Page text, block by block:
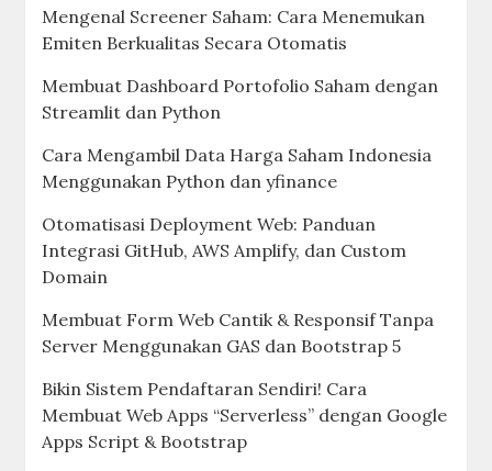
Mengenal Screener Saham: Cara Menemukan
Emiten Berkualitas Secara Otomatis
Membuat Dashboard Portofolio Saham dengan
Streamlit dan Python
Cara Mengambil Data Harga Saham Indonesia
Menggunakan Python dan yfinance
Otomatisasi Deployment Web: Panduan
Integrasi GitHub, AWS Amplify, dan Custom
Domain
Membuat Form Web Cantik & Responsif Tanpa
Server Menggunakan GAS dan Bootstrap 5
Bikin Sistem Pendaftaran Sendiri! Cara
Membuat Web Apps “Serverless” dengan Google
Apps Script & Bootstrap